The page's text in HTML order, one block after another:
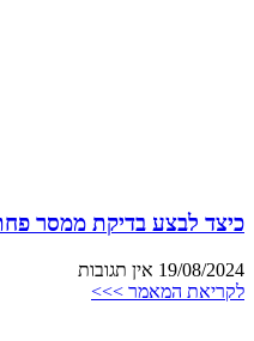
כיצד לבצע בדיקת ממסר
19/08/2024 אין תגובות
לקריאת המאמר >>>